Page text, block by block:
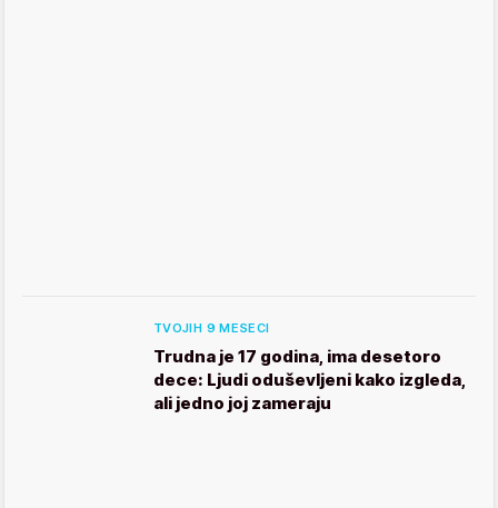
TVOJIH 9 MESECI
Trudna je 17 godina, ima desetoro
dece: Ljudi oduševljeni kako izgleda,
ali jedno joj zameraju